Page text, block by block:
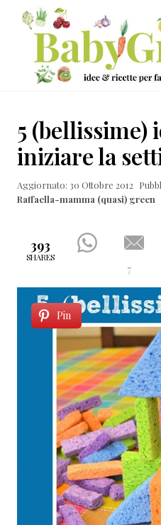
Menu
Passa
contenuto
principale
Passa
laterale
primaria
Passa
ricette
per
famiglie
5 (bellissime)
iniziare la
Aggiornato: 30 Ottobre 2012
Raffaella-mamma (quasi) green
393
SHARES
7
Pin